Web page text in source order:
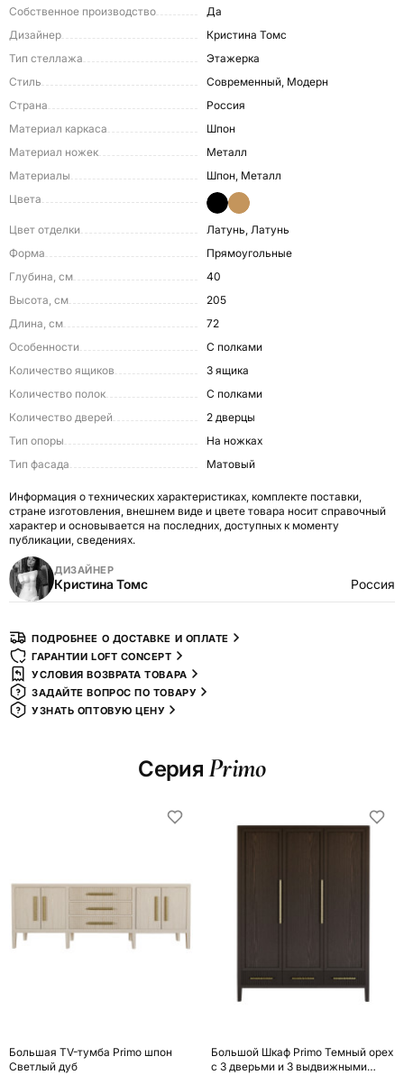
Собственное производство
Да
Дизайнер
Кристина Томс
Тип стеллажа
Этажерка
Стиль
Современный, Модерн
Страна
Россия
Материал каркаса
Шпон
Материал ножек
Металл
Материалы
Шпон, Металл
Цвета
Цвет отделки
Латунь, Латунь
Форма
Прямоугольные
Глубина, см
40
Высота, см
205
Длина, см
72
Особенности
С полками
Количество ящиков
3 ящика
Количество полок
С полками
Количество дверей
2 дверцы
Тип опоры
На ножках
Тип фасада
Матовый
Информация о технических характеристиках, комплекте поставки,
стране изготовления, внешнем виде и цвете товара носит справочный
характер и основывается на последних, доступных к моменту
публикации, сведениях.
ДИЗАЙНЕР
Кристина Томс Россия
ПОДРОБНЕЕ О ДОСТАВКЕ И ОПЛАТЕ
ГАРАНТИИ LOFT CONCEPT
УСЛОВИЯ ВОЗВРАТА ТОВАРА
ЗАДАЙТЕ ВОПРОС ПО ТОВАРУ
УЗНАТЬ ОПТОВУЮ ЦЕНУ
СерияPrimo
Большая TV-тумба Primo шпон
Светлый дуб
Большой Шкаф Primo Темный орех
с 3 дверьми и 3 выдвижными